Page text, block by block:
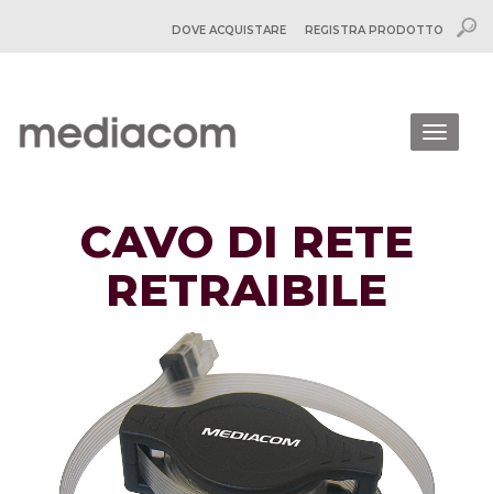
DOVE ACQUISTARE REGISTRA PRODOTTO
CAVO DI RETE
RETRAIBILE